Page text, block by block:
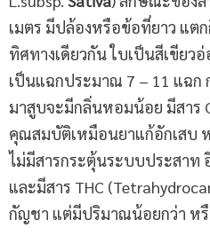
เมตร มีปล้องหรือข้อที่ยาว แต
ทิศทางเดียวกัน ใบเป็นสีเขียว
เป็นแฉกประมาณ 7 – 11 แฉก
มาสูบจะมีกลิ่นหอมน้อย มีสาร
คุณสมบัติเหมือนยาแก้อักเสบ
ไม่มีสารกระตุ้นระบบประสาท
และมีสาร THC
กัญชา แต่มีปริมาณน้อยกว่า หรื